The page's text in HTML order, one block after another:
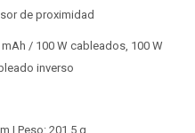
de proximidad
/ 100 W cableados, 100 W
inverso
| Peso: 201.5 g